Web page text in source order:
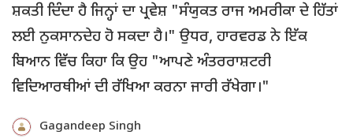
ਸ਼ਕਤੀ ਦਿੰਦਾ ਹੈ ਜਿਨ੍ਹਾਂ ਦਾ ਪ੍ਰਵੇਸ਼ "ਸੰਯੁਕਤ ਰਾਜ ਅਮਰੀਕਾ ਦੇ ਹਿੱਤਾਂ
ਲਈ ਨੁਕਸਾਨਦੇਹ ਹੋ ਸਕਦਾ ਹੈ।" ਉਧਰ, ਹਾਰਵਰਡ ਨੇ ਇੱਕ
ਬਿਆਨ ਵਿੱਚ ਕਿਹਾ ਕਿ ਉਹ "ਆਪਣੇ ਅੰਤਰਰਾਸ਼ਟਰੀ
ਵਿਦਿਆਰਥੀਆਂ ਦੀ ਰੱਖਿਆ ਕਰਨਾ ਜਾਰੀ ਰੱਖੇਗਾ।"
Gagandeep Singh